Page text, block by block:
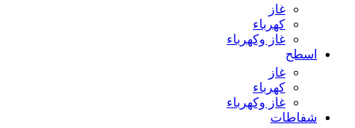
غاز
كهرباء
غاز وكهرباء
اسطح
غاز
كهرباء
غاز وكهرباء
شفاطات